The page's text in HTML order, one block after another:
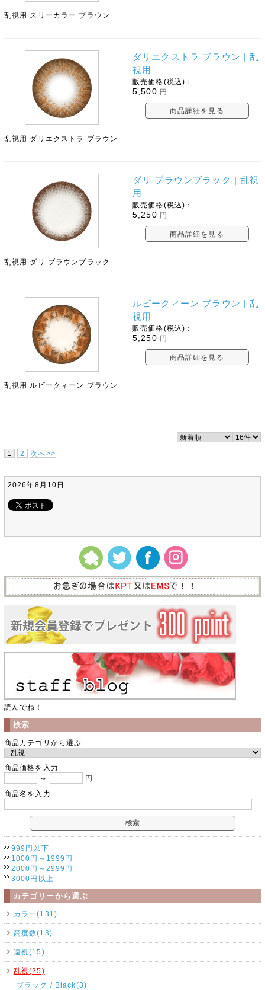
乱視用 スリーカラー ブラウン
ダリエクストラ ブラウン | 乱
視用
販売価格(税込)：
5,500 円
商品詳細を見る
乱視用 ダリエクストラ ブラウン
ダリ ブラウンブラック | 乱視
用
販売価格(税込)：
5,250 円
商品詳細を見る
乱視用 ダリ ブラウンブラック
ルビークィーン ブラウン | 乱
視用
販売価格(税込)：
5,250 円
商品詳細を見る
乱視用 ルビークィーン ブラウン
1 2 次へ>>
2026年8月10日
読んでね！
検索
商品カテゴリから選ぶ
商品価格を入力
～
円
商品名を入力
999円以下
1000円～1999円
2000円～2999円
3000円以上
カテゴリーから選ぶ
カラー(131)
高度数(13)
遠視(15)
乱視(25)
ブラック / Black(3)